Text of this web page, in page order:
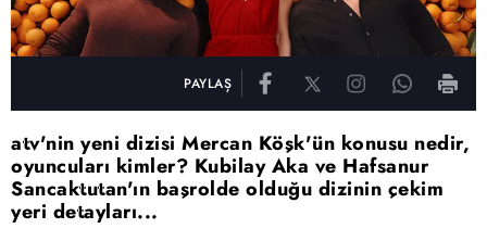
PAYLAŞ
atv'nin yeni dizisi Mercan Köşk'ün konusu nedir,
oyuncuları kimler? Kubilay Aka ve Hafsanur
Sancaktutan'ın başrolde olduğu dizinin çekim
yeri detayları...